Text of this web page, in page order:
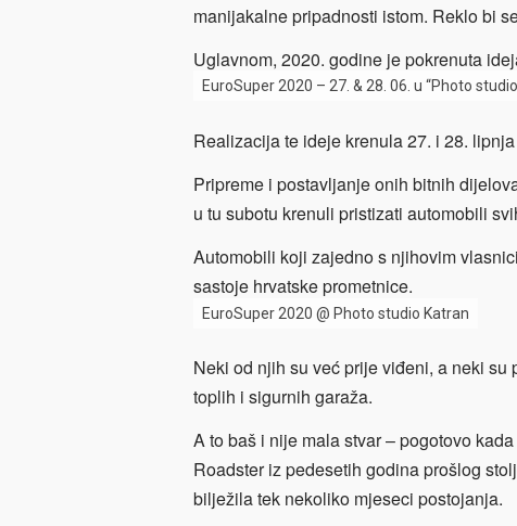
manijakalne pripadnosti istom. Reklo bi
Uglavnom, 2020. godine je pokrenuta
EuroSuper 2020 – 27. & 28. 06. u “Photo
Realizacija te ideje krenula 27. i 28.
Pripreme i postavljanje onih bitnih
u tu subotu krenuli pristizati automobili
Automobili koji zajedno s njihovim
sastoje hrvatske prometnice.
EuroSuper 2020 @ Photo studio Katran
Neki od njih su već prije viđeni, a neki
toplih i sigurnih garaža.
A to baš i nije mala stvar – pogotovo
Roadster iz pedesetih godina prošlog
bilježila tek nekoliko mjeseci postojanja.